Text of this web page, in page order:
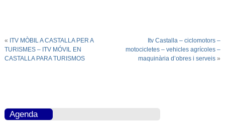
« ITV MÒBIL A CASTALLA PER A
TURISMES – ITV MÓVIL EN
CASTALLA PARA TURISMOS
Itv Castalla – ciclomotors –
motocicletes – vehicles agrícoles –
maquinària d’obres i serveis »
Agenda